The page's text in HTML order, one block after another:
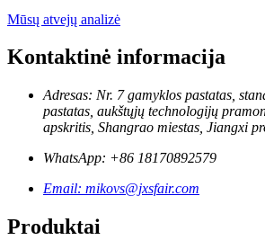
Mūsų atvejų analizė
Kontaktinė informacija
Adresas: Nr. 7 gamyklos pastatas,
pastatas, aukštųjų technologijų
apskritis, Shangrao miestas, Jiangxi
WhatsApp: +86 18170892579
Email: mikovs@jxsfair.com
Produktai